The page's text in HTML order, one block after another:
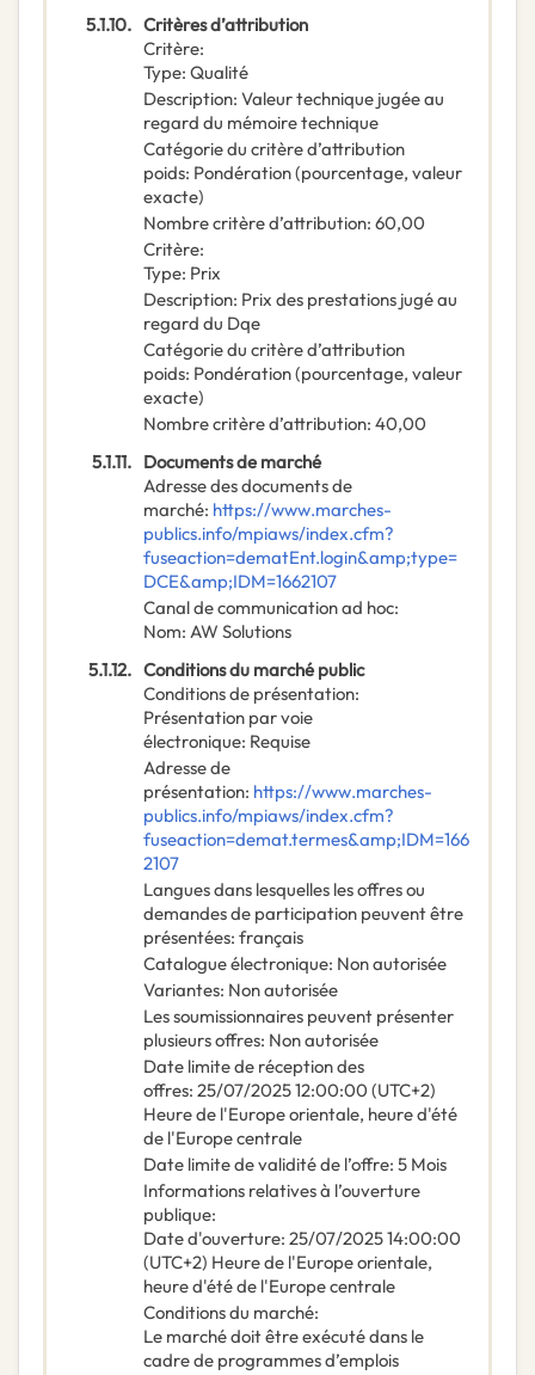
5.1.10. Critères d’attribution
Critère:
Type: Qualité
Description: Valeur technique jugée au
regard du mémoire technique
Catégorie du critère d’attribution
poids: Pondération (pourcentage, valeur
exacte)
Nombre critère d’attribution: 60,00
Critère:
Type: Prix
Description: Prix des prestations jugé au
regard du Dqe
Catégorie du critère d’attribution
poids: Pondération (pourcentage, valeur
exacte)
Nombre critère d’attribution: 40,00
5.1.11. Documents de marché
Adresse des documents de
marché: https://www.marches-
publics.info/mpiaws/index.cfm?
fuseaction=dematEnt.login&amp;type=
DCE&amp;IDM=1662107
Canal de communication ad hoc:
Nom: AW Solutions
5.1.12. Conditions du marché public
Conditions de présentation:
Présentation par voie
électronique: Requise
Adresse de
présentation: https://www.marches-
publics.info/mpiaws/index.cfm?
fuseaction=demat.termes&amp;IDM=166
2107
Langues dans lesquelles les offres ou
demandes de participation peuvent être
présentées: français
Catalogue électronique: Non autorisée
Variantes: Non autorisée
Les soumissionnaires peuvent présenter
plusieurs offres: Non autorisée
Date limite de réception des
offres: 25/07/202512:00:00 (UTC+2)
Heure de l'Europe orientale, heure d'été
de l'Europe centrale
Date limite de validité de l’offre: 5 Mois
Informations relatives à l’ouverture
publique:
Date d'ouverture: 25/07/202514:00:00
(UTC+2) Heure de l'Europe orientale,
heure d'été de l'Europe centrale
Conditions du marché:
Le marché doit être exécuté dans le
cadre de programmes d’emplois